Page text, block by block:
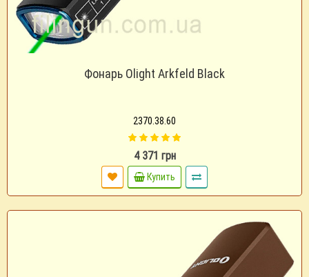
Фонарь Olight Arkfeld Black
2370.38.60
4 371 грн
Купить